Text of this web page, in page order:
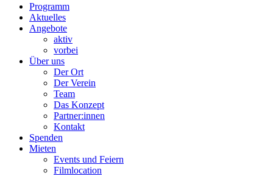
Programm
Aktuelles
Angebote
aktiv
vorbei
Über uns
Der Ort
Der Verein
Team
Das Konzept
Partner:innen
Kontakt
Spenden
Mieten
Events und Feiern
Filmlocation